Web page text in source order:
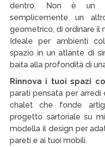
Anna Benotto
Elisa Talentino
Francesca Zanotto
Giada Gunetti
Susanna Galfrè
Valentina
Fotografi
dentro. Non è un
semplicemente un
geometrico, di ordinare il
Ideale per ambienti
spazio in un atlante di
baita alla profondità di
Rinnova i tuoi spazi
parati pensata per
chalet che fonde
progetto sartoriale su
modella il design per
pareti e ai tuoi mobili.